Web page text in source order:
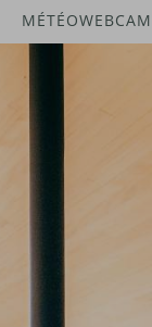
MÉTÉOWEBCAM